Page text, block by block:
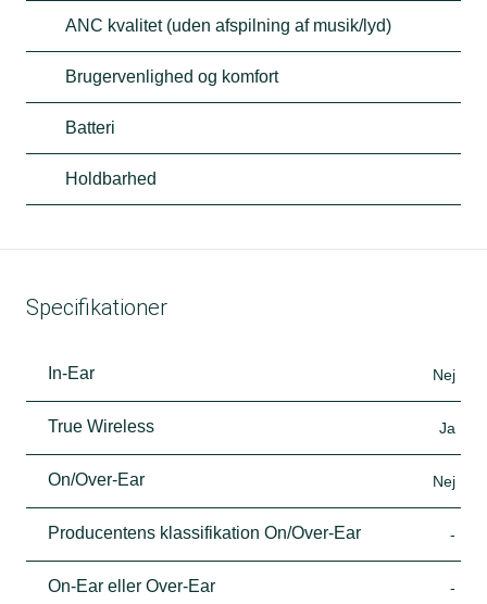
ANC kvalitet (uden afspilning af musik/lyd)
Brugervenlighed og komfort
Batteri
Holdbarhed
Specifikationer
In-Ear Nej
True Wireless Ja
On/Over-Ear Nej
Producentens klassifikation On/Over-Ear -
On-Ear eller Over-Ear -